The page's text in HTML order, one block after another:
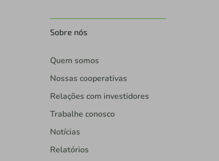
Sobre nós
Quem somos
Nossas cooperativas
Relações com investidores
Trabalhe conosco
Notícias
Relatórios